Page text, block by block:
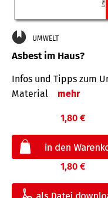
UMWELT
Asbest im Haus?
Infos und Tipps zum
Mate­rial
mehr
1,80 €
1,80 €